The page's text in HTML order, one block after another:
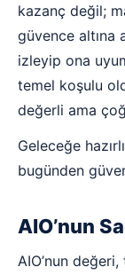
kazanç değil;
güvence altına
izleyip ona
temel koşulu
değerli ama
Geleceğe
bugünden
AIO’nun
AIO’nun